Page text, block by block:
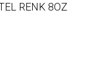
RENK 8OZ